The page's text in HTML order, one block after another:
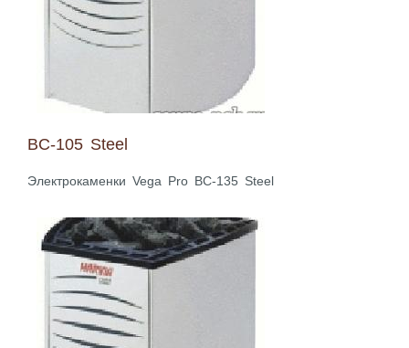
BC-105 Steel
Электрокаменки Vega Pro BC-135 Steel